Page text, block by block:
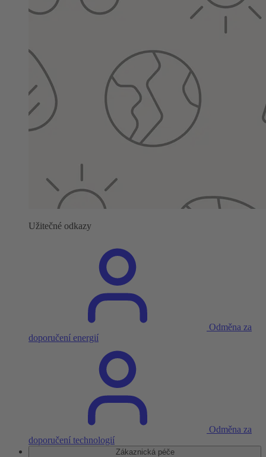
Užitečné odkazy
Odměna za
doporučení energií
Odměna za
doporučení technologií
Zákaznická péče